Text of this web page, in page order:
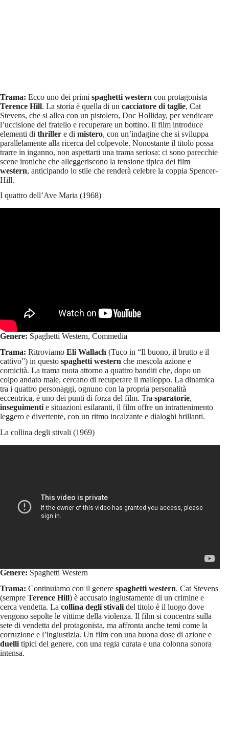
Trama: Ecco uno dei primi spaghetti western con protagonista
Terence Hill. La storia è quella di un cacciatore di taglie, Cat
Stevens, che si allea con un pistolero, Doc Holliday, per vendicare
l’uccisione del fratello e recuperare un bottino. Il film introduce
elementi di thriller e di mistero, con un’indagine che si sviluppa
parallelamente alla ricerca del colpevole. Nonostante il titolo possa
trarre in inganno, non aspettarti una trama seriosa: ci sono parecchie
scene ironiche che alleggeriscono la tensione tipica dei film
western, anticipando lo stile che renderà celebre la coppia Spencer-
Hill.
I quattro dell’Ave Maria (1968)
Genere: Spaghetti Western, Commedia
Trama: Ritroviamo Eli Wallach (Tuco in “Il buono, il brutto e il
cattivo”) in questo spaghetti western che mescola azione e
comicità. La trama ruota attorno a quattro banditi che, dopo un
colpo andato male, cercano di recuperare il malloppo. La dinamica
tra i quattro personaggi, ognuno con la propria personalità
eccentrica, è uno dei punti di forza del film. Tra sparatorie,
inseguimenti e situazioni esilaranti, il film offre un intrattenimento
leggero e divertente, con un ritmo incalzante e dialoghi brillanti.
La collina degli stivali (1969)
Genere: Spaghetti Western
Trama: Continuiamo con il genere spaghetti western. Cat Stevens
(sempre Terence Hill) è accusato ingiustamente di un crimine e
cerca vendetta. La collina degli stivali del titolo è il luogo dove
vengono sepolte le vittime della violenza. Il film si concentra sulla
sete di vendetta del protagonista, ma affronta anche temi come la
corruzione e l’ingiustizia. Un film con una buona dose di azione e
duelli tipici del genere, con una regia curata e una colonna sonora
intensa.